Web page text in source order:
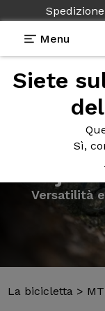
Menu
Siete
Sì,
La bicicletta >